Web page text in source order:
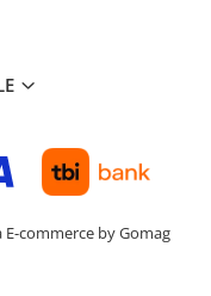
commerce by Gomag